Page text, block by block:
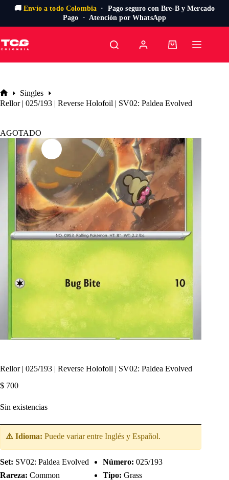
🚚Envío a todo Colombia · Pago seguro con Bre-B y Mercado
Pago · Atención por WhatsApp
al
contenido
Carro
Inicio
Singles
Rellor | 025/193 | Reverse Holofoil | SV02: Paldea Evolved
AGOTADO
Rellor | 025/193 | Reverse Holofoil | SV02: Paldea Evolved
$ 700
Sin existencias
⚠️ Idioma: Puede variar entre Inglés y Español.
Set: SV02: Paldea Evolved Número: 025/193
Rareza: Common Tipo: Grass